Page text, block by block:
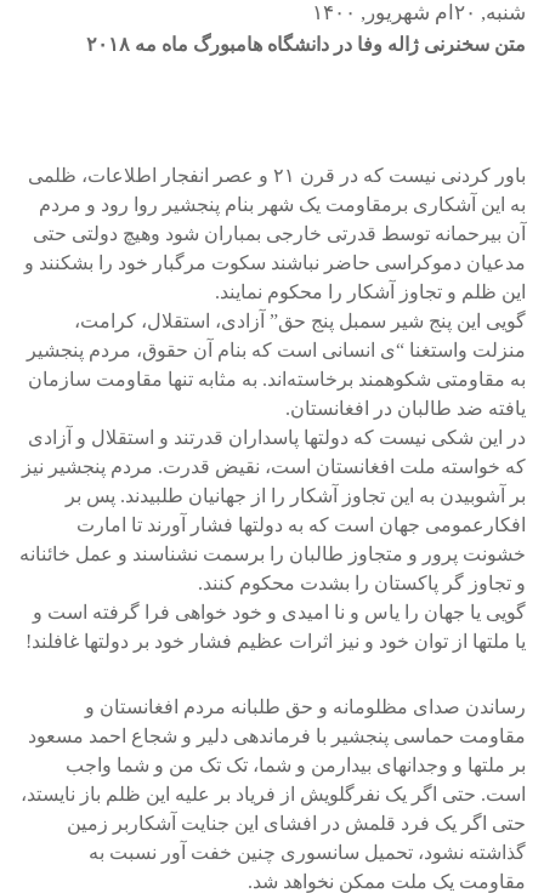
شنبه, ۲۰ام شهریور, ۱۴۰۰
متن سخنرنی ژاله وفا در دانشگاه هامبورگ ماه مه ۲۰۱۸
باور کردنی نیست که در قرن ۲۱ و عصر انفجار اطلاعات، ظلمی
به این آشکاری برمقاومت یک شهر بنام پنجشیر روا رود و مردم
آن بیرحمانه توسط قدرتی خارجی بمباران شود وهیچ دولتی حتی
مدعیان دموکراسی حاضر نباشند سکوت مرگبار خود را بشکنند و
این ظلم و تجاوز آشکار را محکوم نمایند.
گویی این پنج شیر سمبل پنج حق” آزادی، استقلال، کرامت،
منزلت واستغنا “ی انسانی است که بنام آن حقوق، مردم پنجشیر
به مقاومتی شکوهمند برخاسته‌اند. به مثابه تنها مقاومت سازمان
یافته ضد طالبان در افغانستان.
در این شکی نیست که دولتها پاسداران قدرتند و استقلال و آزادی
که خواسته ملت افغانستان است، نقیض قدرت. مردم پنجشیر نیز
بر آشوبیدن به این تجاوز آشکار را از جهانیان طلبیدند. پس بر
افکارعمومی جهان است که به دولتها فشار آورند تا امارت
خشونت پرور و متجاوز طالبان را برسمت نشناسند و عمل خائنانه
و تجاوز گر پاکستان را بشدت محکوم کنند.
گویی یا جهان را یاس و نا امیدی و خود خواهی فرا گرفته است و
یا ملتها از توان خود و نیز اثرات عظیم فشار خود بر دولتها غافلند!
رساندن صدای مظلومانه و حق طلبانه مردم افغانستان و
مقاومت حماسی پنجشیر با فرماندهی دلیر و شجاع احمد مسعود
بر ملتها و وجدانهای بیدارمن و شما، تک تک من و شما واجب
است. حتی اگر یک نفرگلویش از فریاد بر علیه این ظلم باز نایستد،
حتی اگر یک فرد قلمش در افشای این جنایت آشکاربر زمین
گذاشته نشود، تحمیل سانسوری چنین خفت آور نسبت به
مقاومت یک ملت ممکن نخواهد شد.